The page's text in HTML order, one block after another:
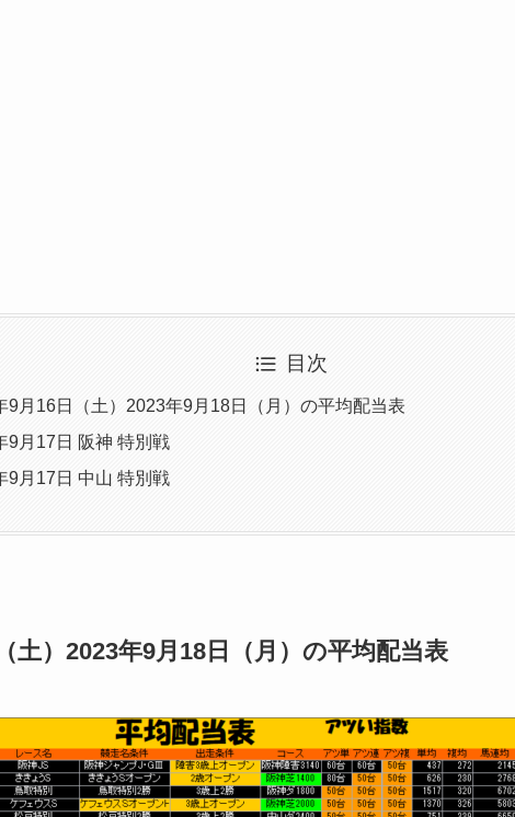
目次
9月16日（土）2023年9月18日（月）の平均配当表
9月17日 阪神 特別戦
9月17日 中山 特別戦
土）2023年9月18日（月）の平均配当表